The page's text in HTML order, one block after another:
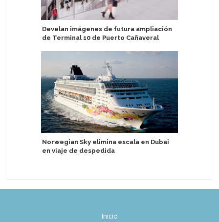
Develan imágenes de futura ampliación
de Terminal 10 de Puerto Cañaveral
Norwegian Sky elimina escala en Dubai
en viaje de despedida
Inicio